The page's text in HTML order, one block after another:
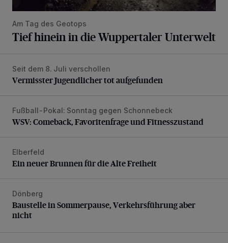
Am Tag des Geotops
Tief hinein in die Wuppertaler Unterwelt
Vermisster Jugendlicher tot aufgefunden
Seit dem 8. Juli verschollen
Vermisster Jugendlicher tot aufgefunden
WSV: Comeback, Favoritenfrage und Fitnesszustand
Fußball-Pokal: Sonntag gegen Schonnebeck
WSV: Comeback, Favoritenfrage und Fitnesszustand
Ein neuer Brunnen für die Alte Freiheit
Elberfeld
Ein neuer Brunnen für die Alte Freiheit
Baustelle in Sommerpause, Verkehrsführung aber nicht
Dönberg
Baustelle in Sommerpause, Verkehrsführung aber
nicht